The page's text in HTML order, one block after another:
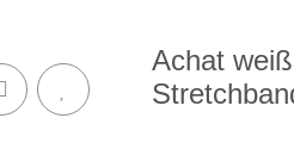
Achat